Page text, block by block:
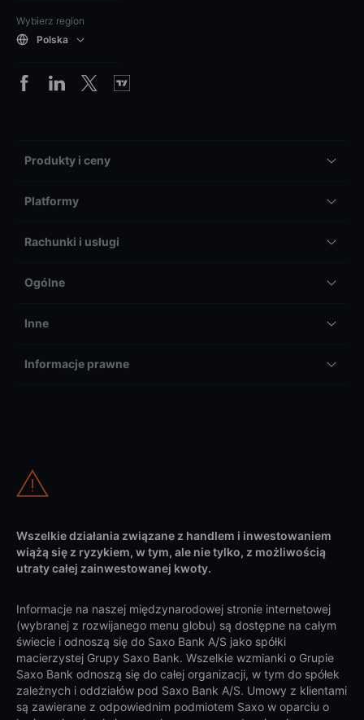
Wybierz region
Polska
Produkty i ceny
Platformy
Rachunki i usługi
Ogólne
Inne
Informacje prawne
Wszelkie działania związane z handlem i inwestowaniem
wiążą się z ryzykiem, w tym, ale nie tylko, z możliwością
utraty całej zainwestowanej kwoty.
Informacje na naszej międzynarodowej stronie internetowej
(wybranej z rozwijanego menu globu) są dostępne na całym
świecie i odnoszą się do Saxo Bank A/S jako spółki
macierzystej Grupy Saxo Bank. Wszelkie wzmianki o Grupie
Saxo Bank odnoszą się do całej organizacji, w tym do spółek
zależnych i oddziałów pod Saxo Bank A/S. Umowy z klientami
są zawierane z odpowiednim podmiotem Saxo w oparciu o